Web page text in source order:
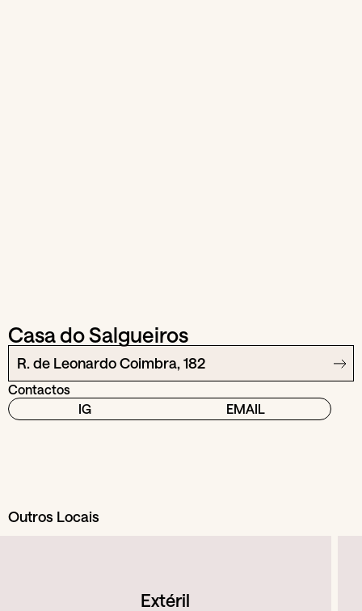
Casa do Salgueiros
R. de Leonardo Coimbra, 182
Contactos
IG
EMAIL
Outros Locais
Extéril